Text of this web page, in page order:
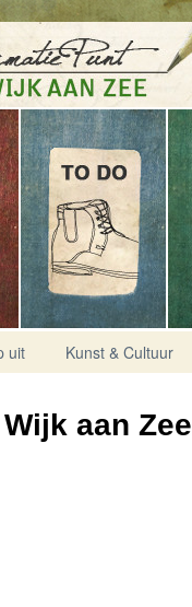
uit Kunst & Cultuur
aan Zee